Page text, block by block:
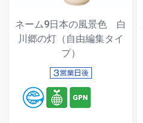
ネーム9日本の風景色 白
川郷の灯（自由編集タイ
プ）